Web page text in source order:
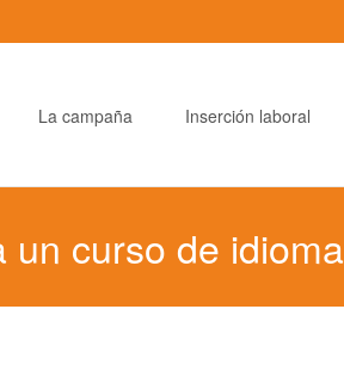
La campaña Inserción laboral
curso de